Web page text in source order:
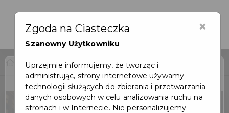
Home Wydarzenia „Do dzieła!” – Noc Bibliotek 2025
Wydarzenie już się
zakończyło
×
Zgoda na Ciasteczka
Szanowny Użytkowniku
Uprzejmie informujemy, że tworząc i
administrując, strony internetowe używamy
technologii służących do zbierania i przetwarzania
danych osobowych w celu analizowania ruchu na
stronach i w Internecie. Nie personalizujemy